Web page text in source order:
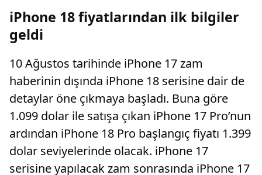
Temmuz 2026'nın en güçlü Android
telefonları...
iPhone 18 fiyatlarından ilk bilgiler
geldi
10 Ağustos tarihinde iPhone 17 zam
haberinin dışında iPhone 18 serisine dair de
detaylar öne çıkmaya başladı. Buna göre
1.099 dolar ile satışa çıkan iPhone 17 Pro’nun
ardından iPhone 18 Pro başlangıç fiyatı 1.399
dolar seviyelerinde olacak. iPhone 17
serisine yapılacak zam sonrasında iPhone 17